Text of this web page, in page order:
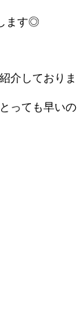
ます◎
介しておりま
っても早いの